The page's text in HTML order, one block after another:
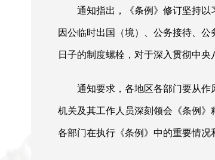
通知指出，《条例》修订坚持以
因公临时出国（境）、公务接待、
日子的制度螺栓，对于深入贯彻中
通知要求，各地区各部门要从
机关及其工作人员深刻领会《条例
各部门在执行《条例》中的重要情况